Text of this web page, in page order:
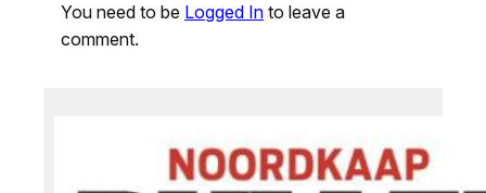
You need to be Logged In to leave a
comment.